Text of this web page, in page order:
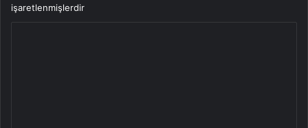
işaretlenmişlerdir